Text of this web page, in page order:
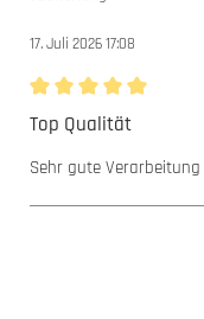
17. Juli 2026 17:08
Bewertung mit 5 von 5
Top Qualität
Sehr gute Verarbeitung